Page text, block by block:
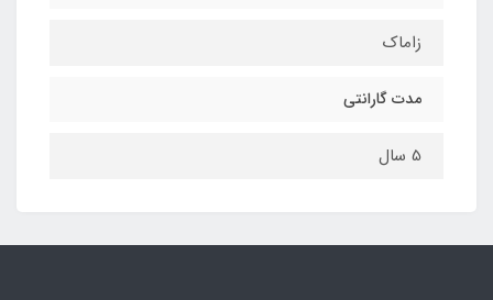
زاماک
مدت گارانتی
5 سال